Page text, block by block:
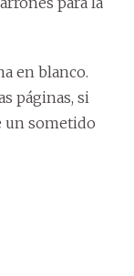
en blanco.
páginas, si
un sometido